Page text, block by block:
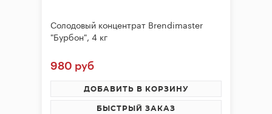
Солодовый концентрат Brendimaster
"Бурбон", 4 кг
980 руб
ДОБАВИТЬ В КОРЗИНУ
БЫСТРЫЙ ЗАКАЗ